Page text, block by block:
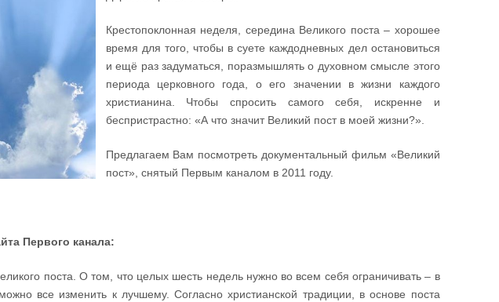
Крестопоклонная неделя, середина Великого поста – хорошее
время для того, чтобы в суете каждодневных дел остановиться
и ещё раз задуматься, поразмышлять о духовном смысле этого
периода церковного года, о его значении в жизни каждого
христианина. Чтобы спросить самого себя, искренне и
беспристрастно: «А что значит Великий пост в моей жизни?».
Предлагаем Вам посмотреть документальный фильм «Великий
пост», снятый Первым каналом в 2011 году.
Первого канала:
поста. О том, что целых шесть недель нужно во всем себя ограничивать – в
все изменить к лучшему. Согласно христианской традиции, в основе поста